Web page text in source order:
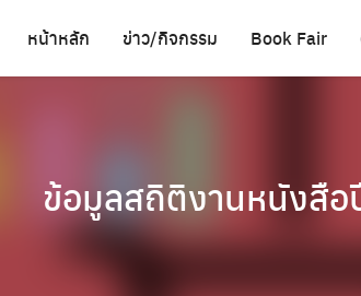
หน้าหลัก ข่าว/กิจกรรม Book Fair
ข้อมูลสถิติงานหนังสือ